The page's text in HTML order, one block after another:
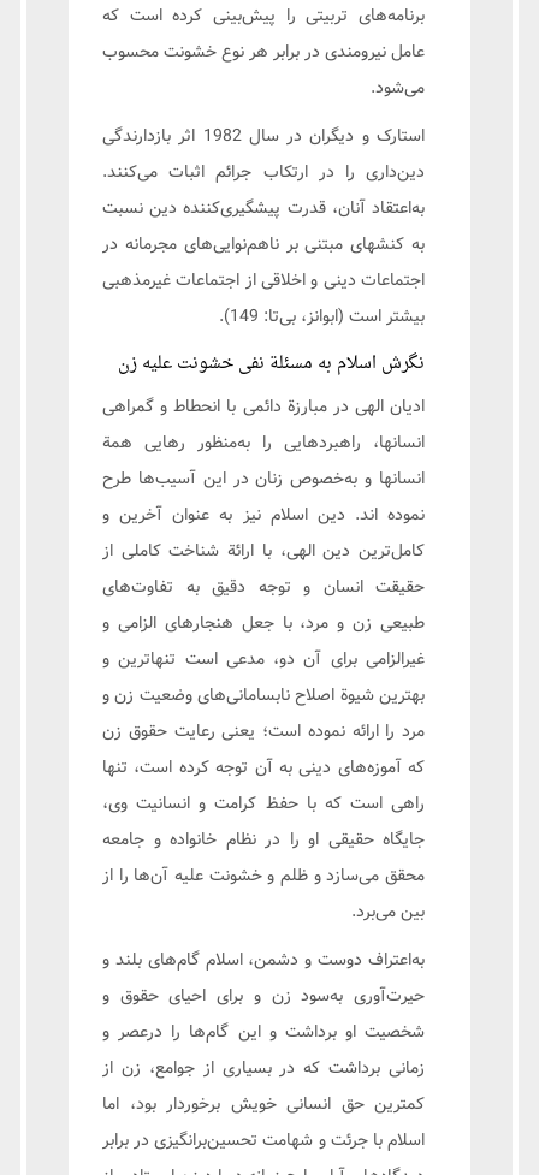
برنامه‌های تربیتی را پیش‌بینی کرده است که
عامل نیرومندی در برابر هر نوع خشونت محسوب
می‌شود.
استارک و دیگران در سال 1982 اثر بازدارندگی
دین‌داری را در ارتکاب جرائم اثبات می‌کنند.
به‌اعتقاد آنان، قدرت پیشگیری‌کننده دین نسبت
به کنشهای مبتنی بر ناهم‌نوایی‌های مجرمانه در
اجتماعات دینی و اخلاقی از اجتماعات غیرمذهبی
بیشتر است (ابوانز، بی‌تا: 149).
نگرش اسلام به مسئلة نفی خشونت علیه زن
ادیان الهی در مبارزة دائمی با انحطاط و گمراهی
انسانها، راهبردهایی را به‌منظور رهایی همة
انسانها و به‌خصوص زنان در این آسیب‌ها طرح
نموده اند. دین اسلام نیز به عنوان آخرین و
کامل‌ترین دین الهی، با ارائة شناخت کاملی از
حقیقت انسان و توجه دقیق به تفاوت‌های
طبیعی زن و مرد، با جعل هنجارهای الزامی و
غیرالزامی برای آن دو، مدعی است تنهاترین و
بهترین شیوة اصلاح نابسامانی‌های وضعیت زن و
مرد را ارائه نموده است؛ یعنی رعایت حقوق زن
که آموزه‌های دینی به آن توجه کرده است، تنها
راهی است که با حفظ کرامت و انسانیت وی،
جایگاه حقیقی او را در نظام خانواده و جامعه
محقق می‌سازد و ظلم و خشونت علیه آن‌ها را از
بین می‌برد.
به‌اعتراف دوست و دشمن، اسلام گام‌های بلند و
حیرت‌آوری به‌سود زن و برای احیای حقوق و
شخصیت او برداشت و این گام‌ها را درعصر و
زمانی برداشت که در بسیاری از جوامع، زن از
کمترین حق انسانی خویش برخوردار بود، اما
اسلام با جرئت و شهامت تحسین‌برانگیزی در برابر